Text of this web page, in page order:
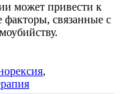
может привести к
связанные с
,